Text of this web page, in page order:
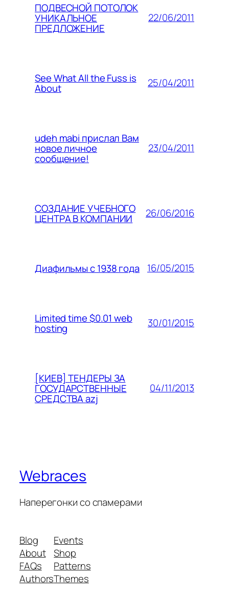
ПОДВЕСНОЙ ПОТОЛОК
УНИКАЛЬНОЕ
ПРЕДЛОЖЕНИЕ
22/06/2011
See What All the Fuss is
About 25/04/2011
udeh mabi прислал Вам
новое личное
сообщение!
23/04/2011
СОЗДАНИЕ УЧЕБНОГО
ЦЕНТРА В КОМПАНИИ 26/06/2016
Диафильмы с 1938 года 16/05/2015
Limited time $0.01 web
hosting 30/01/2015
[КИЕВ] ТЕНДЕРЫ ЗА
ГОСУДАРСТВЕННЫЕ
СРЕДСТВА azj
04/11/2013
Webraces
Наперегонки со спамерами
Blog
About
FAQs
Authors
Events
Shop
Patterns
Themes